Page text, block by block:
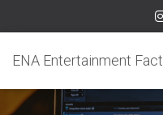
ENA Entertainment